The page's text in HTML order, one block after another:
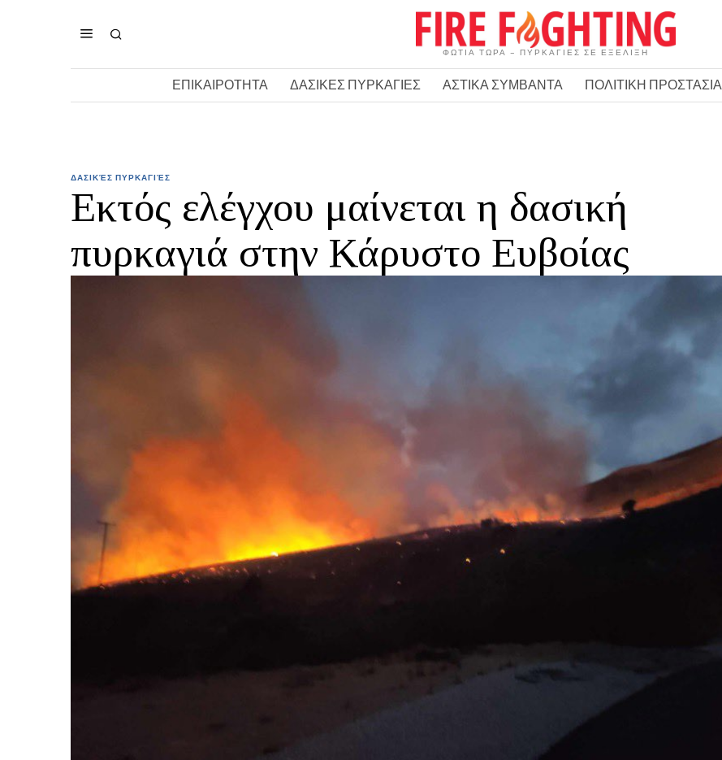
ΦΩΤΙΑ ΤΩΡΑ – ΠΥΡΚΑΓΙΕΣ ΣΕ ΕΞΕΛΙΞΗ
ΕΠΙΚΑΙΡΟΤΗΤΑ ΔΑΣΙΚΕΣ ΠΥΡΚΑΓΙΕΣ ΑΣΤΙΚΑ ΣΥΜΒΑΝΤΑ ΠΟΛΙΤΙΚΗ ΠΡΟΣΤΑΣΙΑ
ΔΑΣΙΚΈΣ ΠΥΡΚΑΓΙΈΣ
Εκτός ελέγχου μαίνεται η δασική
πυρκαγιά στην Κάρυστο Ευβοίας